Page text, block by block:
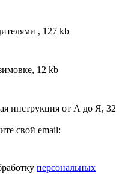
, 127 kb
12 kb
инструкция от А до Я, 32
свой email:
персональных